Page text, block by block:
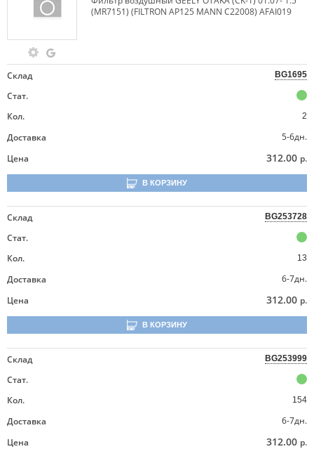
(MR7151) (FILTRON AP125 MANN C22008) AFAI019
Склад BG1695
Стат.
Кол.
2
Доставка
5-6дн.
Цена
312.00 р.
В КОРЗИНУ
Склад BG253728
Стат.
Кол.
13
Доставка
6-7дн.
Цена
312.00 р.
В КОРЗИНУ
Склад BG253999
Стат.
Кол.
154
Доставка
6-7дн.
Цена
312.00 р.